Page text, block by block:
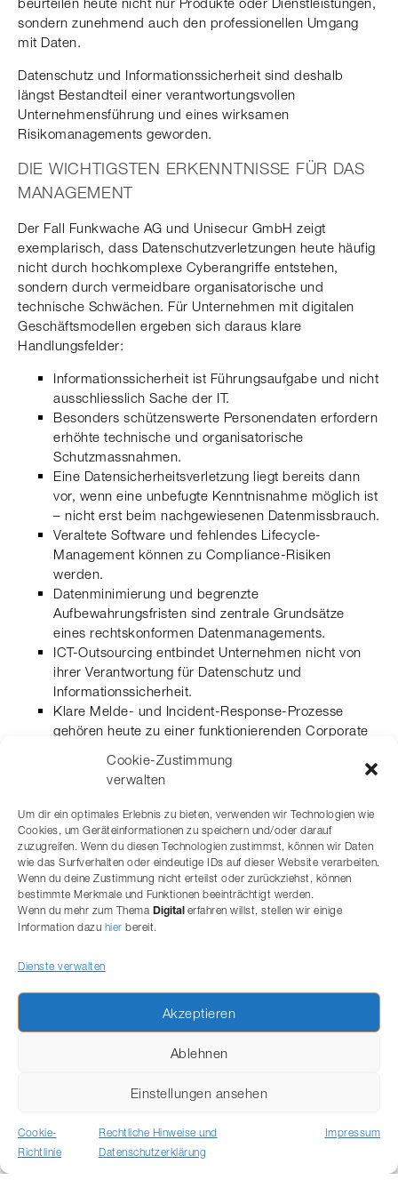
Cookie-Zustimmung
verwalten
Um dir ein optimales Erlebnis zu bieten, verwenden wir Technologien wie
Cookies, um Geräteinformationen zu speichern und/oder darauf
zuzugreifen. Wenn du diesen Technologien zustimmst, können wir Daten
wie das Surfverhalten oder eindeutige IDs auf dieser Website verarbeiten.
Wenn du deine Zustimmung nicht erteilst oder zurückziehst, können
bestimmte Merkmale und Funktionen beeinträchtigt werden.
Wenn du mehr zum Thema Digital erfahren willst, stellen wir einige
Information dazu hier bereit.
Dienste verwalten
Akzeptieren
Ablehnen
Einstellungen ansehen
Cookie-
Richtlinie
Rechtliche Hinweise und
Datenschutzerklärung
Impressum
sondern zunehmend auch den professionellen Umgang
mit Daten.
Datenschutz und Informationssicherheit sind deshalb
längst Bestandteil einer verantwortungsvollen
Unternehmensführung und eines wirksamen
Risikomanagements geworden.
DIE WICHTIGSTEN ERKENNTNISSE FÜR DAS
MANAGEMENT
Der Fall Funkwache AG und Unisecur GmbH zeigt
exemplarisch, dass Datenschutzverletzungen heute häufig
nicht durch hochkomplexe Cyberangriffe entstehen,
sondern durch vermeidbare organisatorische und
technische Schwächen. Für Unternehmen mit digitalen
Geschäftsmodellen ergeben sich daraus klare
Handlungsfelder:
Informationssicherheit ist Führungsaufgabe und nicht
ausschliesslich Sache der IT.
Besonders schützenswerte Personendaten erfordern
erhöhte technische und organisatorische
Schutzmassnahmen.
Eine Datensicherheitsverletzung liegt bereits dann
vor, wenn eine unbefugte Kenntnisnahme möglich ist
– nicht erst beim nachgewiesenen Datenmissbrauch.
Veraltete Software und fehlendes Lifecycle-
Management können zu Compliance-Risiken
werden.
Datenminimierung und begrenzte
Aufbewahrungsfristen sind zentrale Grundsätze
eines rechtskonformen Datenmanagements.
ICT-Outsourcing entbindet Unternehmen nicht von
ihrer Verantwortung für Datenschutz und
Informationssicherheit.
Klare Melde- und Incident-Response-Prozesse
gehören heute zu einer funktionierenden Corporate
Unternehmen, die Datenschutz, Informationssicherheit und
nicht nur gesetzliche Anforderungen. Sie schaffen
Vertrauen bei Kunden, Mitarbeitenden und
Geschäftspartnern – und stärken damit nachhaltig die
Resilienz ihres digitalen Geschäftsmodells.
Kontaktieren Sie uns gerne unverbindlich bei Fragen rund
um Ihr digitales Geschäftsmodell.
Impressum Datenschutzerklärung